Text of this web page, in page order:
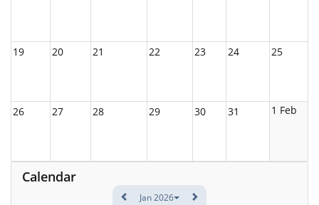
19 20 21 22 23 24 25
26 27 28 29 30 31 1 Feb
Calendar
Jan 2026